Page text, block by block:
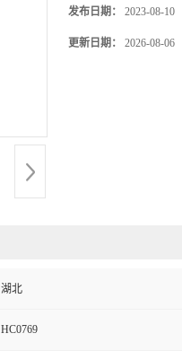
发布日期： 2023-08-10
更新日期： 2026-08-06
湖北
HC0769